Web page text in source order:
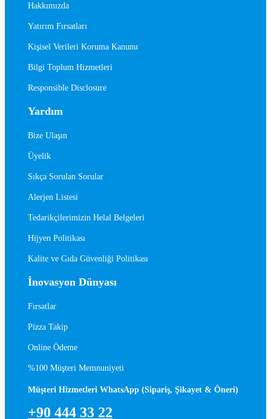
Hakkımızda
Yatırım Fırsatları
Kişisel Verileri Koruma Kanunu
Bilgi Toplum Hizmetleri
Responsible Disclosure
Yardım
Bize Ulaşın
Üyelik
Sıkça Sorulan Sorular
Alerjen Listesi
Tedarikçilerimizin Helal Belgeleri
Hijyen Politikası
Kalite ve Gıda Güvenliği Politikası
İnovasyon Dünyası
Fırsatlar
Pizza Takip
Online Ödeme
%100 Müşteri Memnuniyeti
Müşteri Hizmetleri WhatsApp (Sipariş, Şikayet & Öneri)
+90 444 33 22